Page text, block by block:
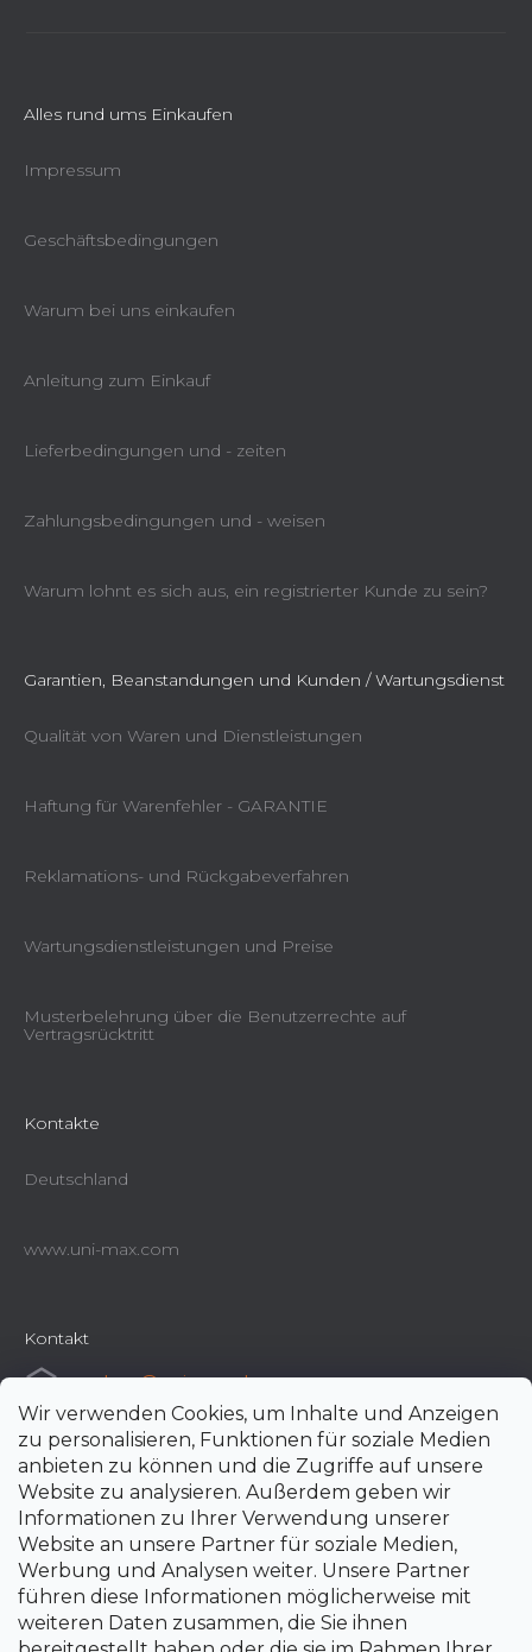
Wir verwenden Cookies, um Inhalte und Anzeigen
zu personalisieren, Funktionen für soziale Medien
anbieten zu können und die Zugriffe auf unsere
Website zu analysieren. Außerdem geben wir
Informationen zu Ihrer Verwendung unserer
Website an unsere Partner für soziale Medien,
Werbung und Analysen weiter. Unsere Partner
führen diese Informationen möglicherweise mit
weiteren Daten zusammen, die Sie ihnen
Alles rund ums Einkaufen
Impressum
Geschäftsbedingungen
Warum bei uns einkaufen
Anleitung zum Einkauf
Lieferbedingungen und - zeiten
Zahlungsbedingungen und - weisen
Warum lohnt es sich aus, ein registrierter Kunde zu sein?
Garantien, Beanstandungen und Kunden / Wartungsdienst
Qualität von Waren und Dienstleistungen
Haftung für Warenfehler - GARANTIE
Reklamations- und Rückgabeverfahren
Wartungsdienstleistungen und Preise
Musterbelehrung über die Benutzerrechte auf
Vertragsrücktritt
Kontakte
Deutschland
www.uni-max.com
Kontakt
e-shop@uni-max.de
+420 266 190 190